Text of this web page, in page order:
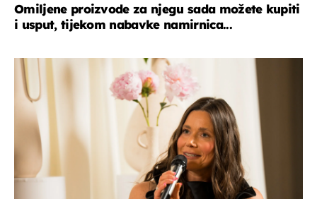
Omiljene proizvode za njegu sada možete kupiti
i usput, tijekom nabavke namirnica...
moda & ljepota